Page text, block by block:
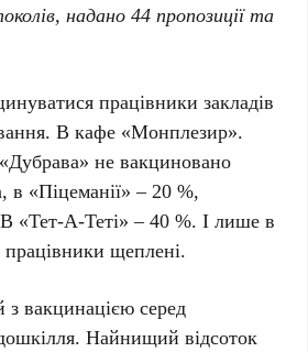
надано 44 пропозиції та
працівники закладів
В кафе «Монплезир».
не вакциновано
в «Піцеманії» – 20 %,
«Тет-А-Теті» – 40 %. І лише в
щеплені.
вакцинацією серед
Найнищий відсоток